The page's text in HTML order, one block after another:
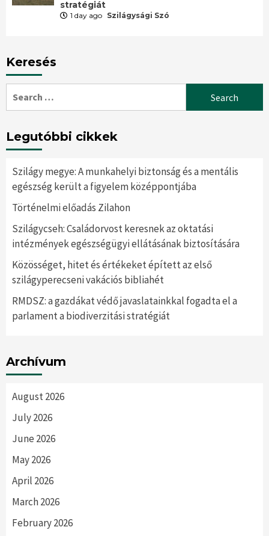
stratégiát
1 day ago Szilágysági Szó
Keresés
Legutóbbi cikkek
Szilágy megye: A munkahelyi biztonság és a mentális
egészség került a figyelem középpontjába
Történelmi előadás Zilahon
Szilágycseh: Családorvost keresnek az oktatási
intézmények egészségügyi ellátásának biztosítására
Közösséget, hitet és értékeket épített az első
szilágyperecseni vakációs bibliahét
RMDSZ: a gazdákat védő javaslatainkkal fogadta el a
parlament a biodiverzitási stratégiát
Archívum
August 2026
July 2026
June 2026
May 2026
April 2026
March 2026
February 2026